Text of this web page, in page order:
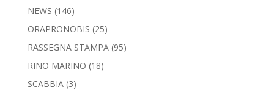
NEWS (146)
ORAPRONOBIS (25)
RASSEGNA STAMPA(95)
RINO MARINO (18)
SCABBIA(3)